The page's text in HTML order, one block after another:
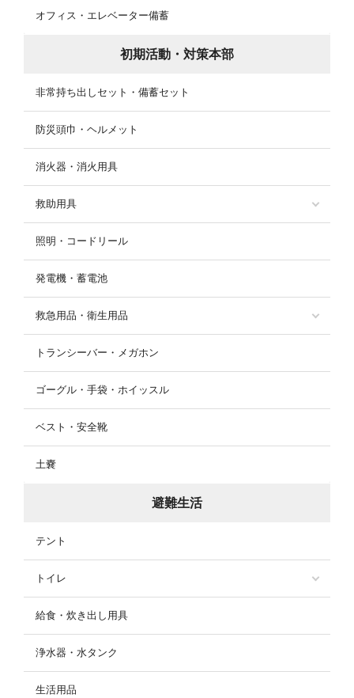
オフィス・エレベーター備蓄
初期活動・対策本部
非常持ち出しセット・備蓄セット
防災頭巾・ヘルメット
消火器・消火用具
救助用具
照明・コードリール
発電機・蓄電池
救急用品・衛生用品
トランシーバー・メガホン
ゴーグル・手袋・ホイッスル
ベスト・安全靴
土嚢
避難生活
テント
トイレ
給食・炊き出し用具
浄水器・水タンク
生活用品